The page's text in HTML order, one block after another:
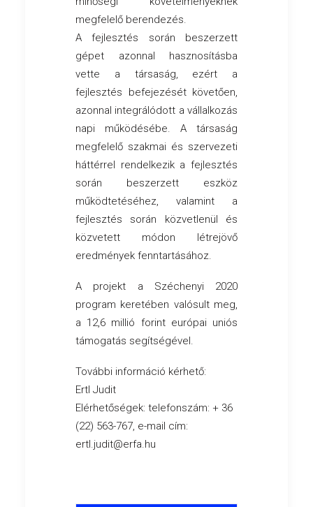
megfelelő berendezés.
A fejlesztés során beszerzett
gépet azonnal hasznosításba
vette a társaság, ezért a
fejlesztés befejezését követően,
azonnal integrálódott a vállalkozás
napi működésébe. A társaság
megfelelő szakmai és szervezeti
háttérrel rendelkezik a fejlesztés
során beszerzett eszköz
működtetéséhez, valamint a
fejlesztés során közvetlenül és
közvetett módon létrejövő
eredmények fenntartásához.
A projekt a Széchenyi 2020
program keretében valósult meg,
a 12,6 millió forint európai uniós
támogatás segítségével.
További információ kérhető:
Ertl Judit
Elérhetőségek: telefonszám: + 36
(22) 563-767, e-mail cím:
ertl.judit@erfa.hu